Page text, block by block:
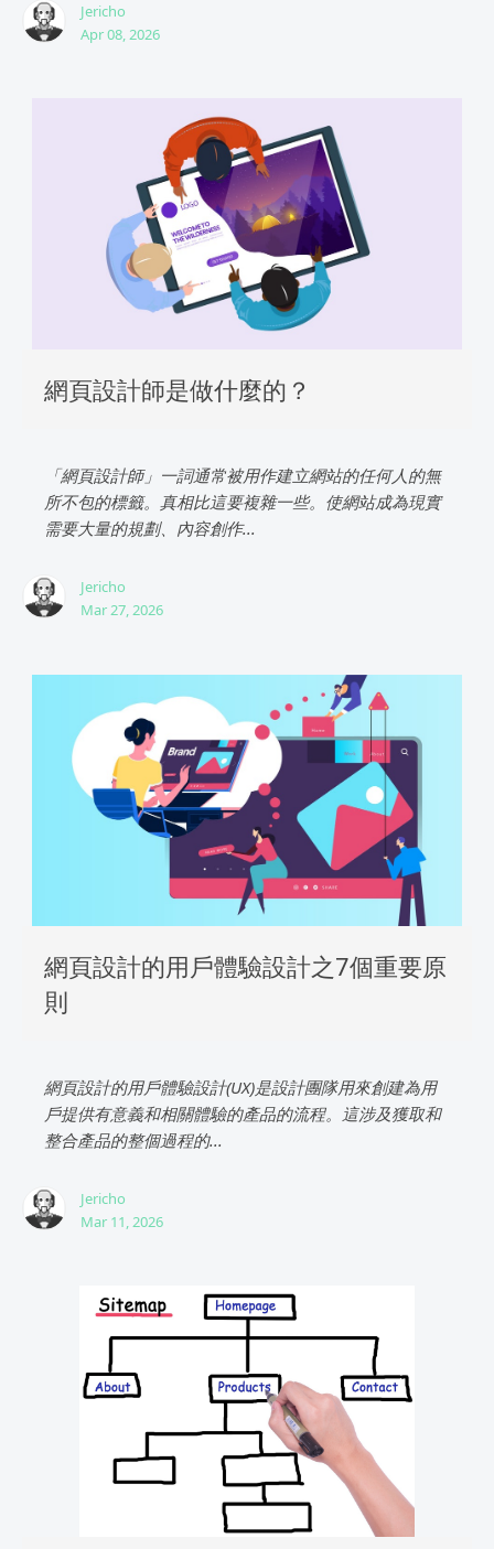
Jericho
Apr 08, 2026
網頁設計師是做什麼的？
「網頁設計師」一詞通常被用作建立網站的任何人的無
所不包的標籤。真相比這要複雜一些。使網站成為現實
需要大量的規劃、內容創作...
Jericho
Mar 27, 2026
網頁設計的用戶體驗設計之7個重要原
則
網頁設計的用戶體驗設計(UX)是設計團隊用來創建為用
戶提供有意義和相關體驗的產品的流程。這涉及獲取和
整合產品的整個過程的...
Jericho
Mar 11, 2026